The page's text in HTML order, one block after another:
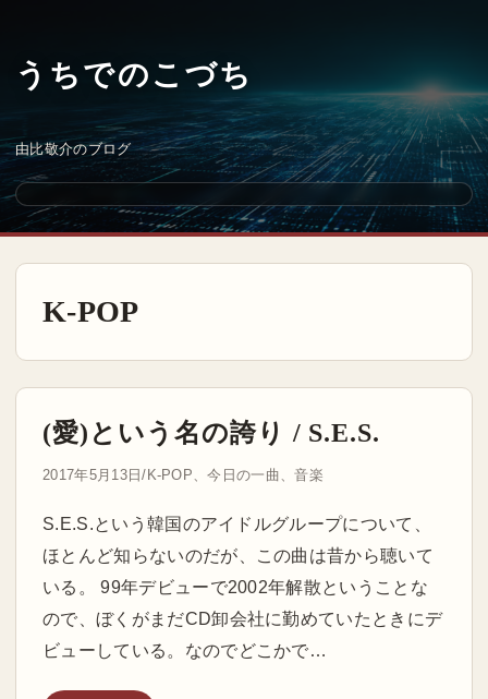
うちでのこづち
由比敬介のブログ
K-POP
(愛)という名の誇り / S.E.S.
2017年5月13日/ K-POP、今日の一曲、音楽
S.E.S.という韓国のアイドルグループについて、
ほとんど知らないのだが、この曲は昔から聴いて
いる。 99年デビューで2002年解散ということな
ので、ぼくがまだCD卸会社に勤めていたときにデ
ビューしている。なのでどこかで…